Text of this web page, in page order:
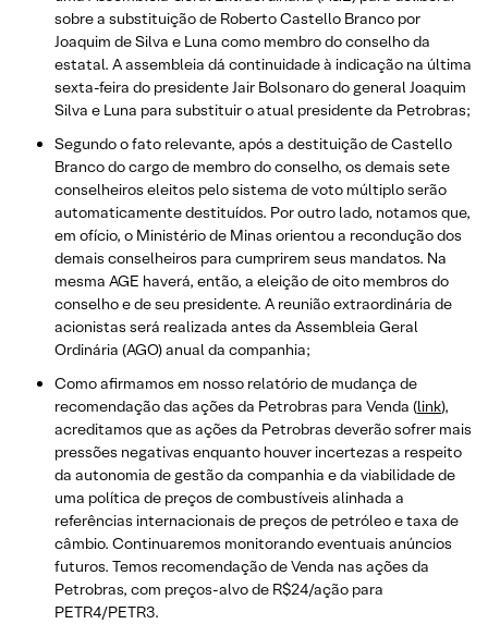
sobre a substituição de Roberto Castello Branco por
Joaquim de Silva e Luna como membro do conselho da
estatal. A assembleia dá continuidade à indicação na última
sexta-feira do presidente Jair Bolsonaro do general Joaquim
Silva e Luna para substituir o atual presidente da Petrobras;
Segundo o fato relevante, após a destituição de Castello
Branco do cargo de membro do conselho, os demais sete
conselheiros eleitos pelo sistema de voto múltiplo serão
automaticamente destituídos. Por outro lado, notamos que,
em ofício, o Ministério de Minas orientou a recondução dos
demais conselheiros para cumprirem seus mandatos. Na
mesma AGE haverá, então, a eleição de oito membros do
conselho e de seu presidente. A reunião extraordinária de
acionistas será realizada antes da Assembleia Geral
Ordinária (AGO) anual da companhia;
Como afirmamos em nosso relatório de mudança de
recomendação das ações da Petrobras para Venda (link),
acreditamos que as ações da Petrobras deverão sofrer mais
pressões negativas enquanto houver incertezas a respeito
da autonomia de gestão da companhia e da viabilidade de
uma política de preços de combustíveis alinhada a
referências internacionais de preços de petróleo e taxa de
câmbio. Continuaremos monitorando eventuais anúncios
futuros. Temos recomendação de Venda nas ações da
Petrobras, com preços-alvo de R$24/ação para
PETR4/PETR3.